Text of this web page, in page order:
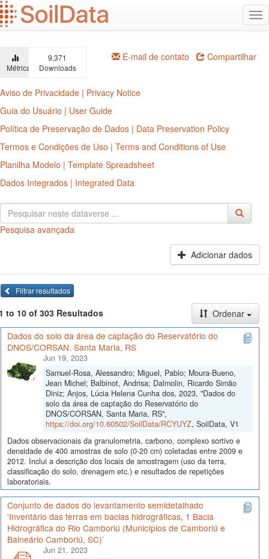
Ir
para
o
principal
Métricas
9,371
Downloads
E-mail de contato Compartilhar
Aviso de Privacidade | Privacy Notice
Guia do Usuário | User Guide
Política de Preservação de Dados | Data Preservation Policy
Termos e Condições de Uso | Terms and Conditions of Use
Planilha Modelo | Template Spreadsheet
Dados Integrados | Integrated Data
Pesquisa avançada
Adicionar dados
Filtrar resultados
to 10 of 303 Resultados
Ordenar
Dados do solo da área de captação do Reservatório do
DNOS/CORSAN, Santa Maria, RS
Jun 19, 2023
Samuel-Rosa, Alessandro; Miguel, Pablo; Moura-Bueno,
Jean Michel; Balbinot, Andrisa; Dalmolin, Ricardo Simão
Diniz; Anjos, Lúcia Helena Cunha dos, 2023, "Dados do
solo da área de captação do Reservatório do
DNOS/CORSAN, Santa Maria, RS",
https://doi.org/10.60502/SoilData/RCYUYZ, SoilData, V1
Dados observacionais da granulometria, carbono, complexo sortivo e
densidade de 400 amostras de solo (0-20 cm) coletadas entre 2009 e
2012. Inclui a descrição dos locais de amostragem (uso da terra,
classificação do solo, drenagem etc.) e resultados de repetições
laboratoriais.
Conjunto de dados do levantamento semidetalhado
'Inventário das terras em bacias hidrográficas, 1 Bacia
Hidrográfica do Rio Camboriú (Municípios de Camboriú e
Balneário Camboriú, SC)'
Jun 21, 2023